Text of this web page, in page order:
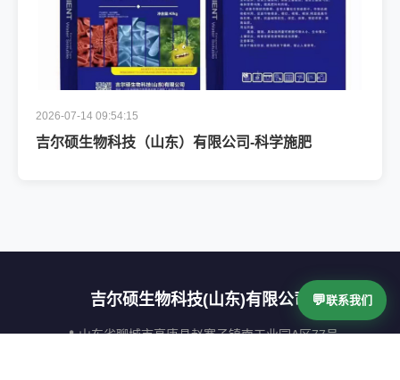
2026-07-14 09:54:15
吉尔硕生物科技（山东）有限公司-科学施肥
吉尔硕生物科技(山东)有限公司
📍 山东省聊城市高唐县赵寨子镇南工业园A区77号
💬联系我们